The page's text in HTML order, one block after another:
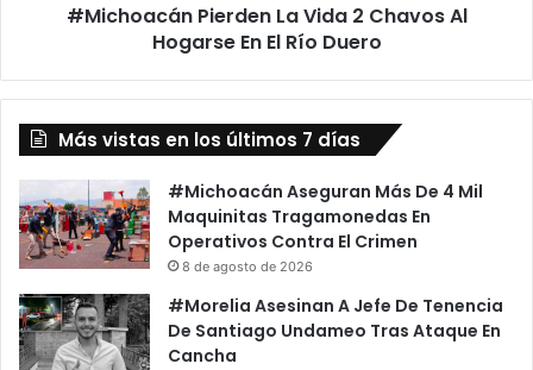
#Michoacán Pierden La Vida 2 Chavos Al
Hogarse En El Río Duero
Más vistas en los últimos 7 días
#Michoacán Aseguran Más De 4 Mil
Maquinitas Tragamonedas En
Operativos Contra El Crimen
8 de agosto de 2026
#Morelia Asesinan A Jefe De Tenencia
De Santiago Undameo Tras Ataque En
Cancha